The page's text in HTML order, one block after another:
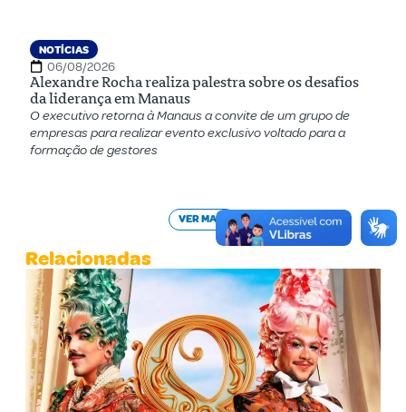
NOTÍCIAS
06/08/2026
Alexandre Rocha realiza palestra sobre os desafios
da liderança em Manaus
O executivo retorna à Manaus a convite de um grupo de
empresas para realizar evento exclusivo voltado para a
formação de gestores
VER MAIS
Relacionadas